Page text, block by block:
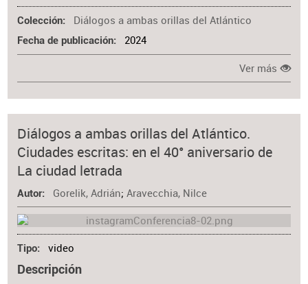
Colección Diálogos a ambas orillas del Atlántico
Fecha de publicación 2024
Ver más
Diálogos a ambas orillas del Atlántico.
Ciudades escritas: en el 40° aniversario de
La ciudad letrada
Autor Gorelik, Adrián; Aravecchia, Nilce
Tipo video
Descripción